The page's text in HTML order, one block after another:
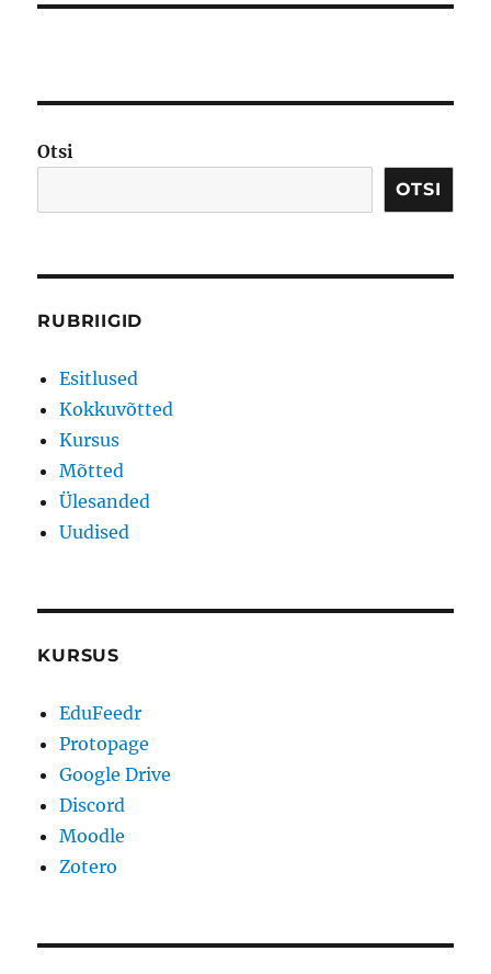
Otsi
OTSI
RUBRIIGID
Esitlused
Kokkuvõtted
Kursus
Mõtted
Ülesanded
Uudised
KURSUS
EduFeedr
Protopage
Google Drive
Discord
Moodle
Zotero